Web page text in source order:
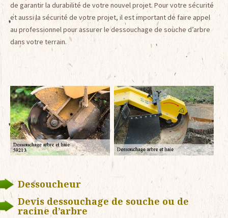
de garantir la durabilité de votre nouvel projet. Pour votre sécurité
et aussi la sécurité de votre projet, il est important de faire appel
au professionnel pour assurer le dessouchage de souche d’arbre
dans votre terrain.
Dessoucheur
Devis dessouchage de souche ou de
racine d’arbre